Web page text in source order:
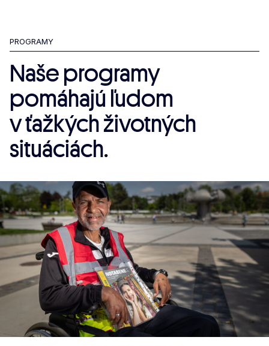
PROGRAMY
Naše programy
pomáhajú ľudom
v ťažkých životných
situáciách.